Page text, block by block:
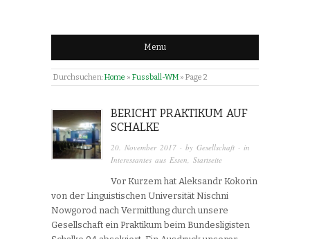
Menu
Durchsuchen:Home » Fussball-WM » Page 2
BERICHT PRAKTIKUM AUF
SCHALKE
20. November 2017 · byGesellschaft · in
Interessantes aus Essen ,Startseite
Vor Kurzem hat Aleksandr Kokorin
von der Linguistischen Universität Nischni
Nowgorod nach Vermittlung durch unsere
Gesellschaft ein Praktikum beim Bundesligisten